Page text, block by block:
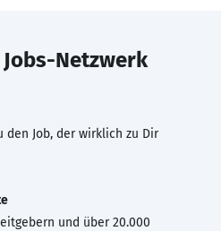
Jobs-Netzwerk
den Job, der wirklich zu Dir
und über 20.000